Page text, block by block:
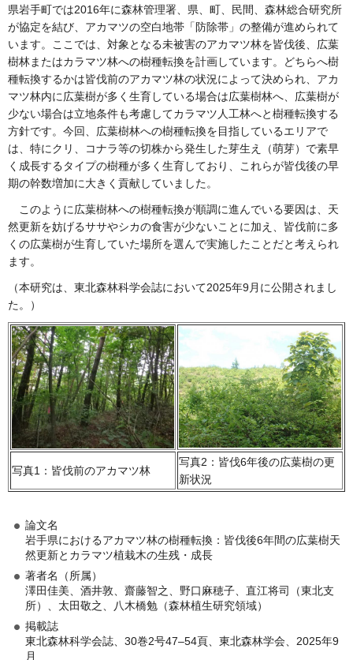
県岩手町では2016年に森林管理署、県、町、民間、森林総合研究所
が協定を結び、アカマツの空白地帯「防除帯」の整備が進められて
います。ここでは、対象となる未被害のアカマツ林を皆伐後、広葉
樹林またはカラマツ林への樹種転換を計画しています。どちらへ樹
種転換するかは皆伐前のアカマツ林の状況によって決められ、アカ
マツ林内に広葉樹が多く生育している場合は広葉樹林へ、広葉樹が
少ない場合は立地条件も考慮してカラマツ人工林へと樹種転換する
方針です。今回、広葉樹林への樹種転換を目指しているエリアで
は、特にクリ、コナラ等の切株から発生した芽生え（萌芽）で素早
く成長するタイプの樹種が多く生育しており、これらが皆伐後の早
期の幹数増加に大きく貢献していました。
このように広葉樹林への樹種転換が順調に進んでいる要因は、天
然更新を妨げるササやシカの食害が少ないことに加え、皆伐前に多
くの広葉樹が生育していた場所を選んで実施したことだと考えられ
ます。
（本研究は、東北森林科学会誌において2025年9月に公開されまし
た。）
写真1：皆伐前のアカマツ林
写真2：皆伐6年後の広葉樹の更
新状況
論文名
岩手県におけるアカマツ林の樹種転換：皆伐後6年間の広葉樹天
然更新とカラマツ植栽木の生残・成長
著者名（所属）
澤田佳美、酒井敦、齋藤智之、野口麻穂子、直江将司（東北支
所）、太田敬之、八木橋勉（森林植生研究領域）
掲載誌
東北森林科学会誌、30巻2号47–54頁、東北森林学会、2025年9
月